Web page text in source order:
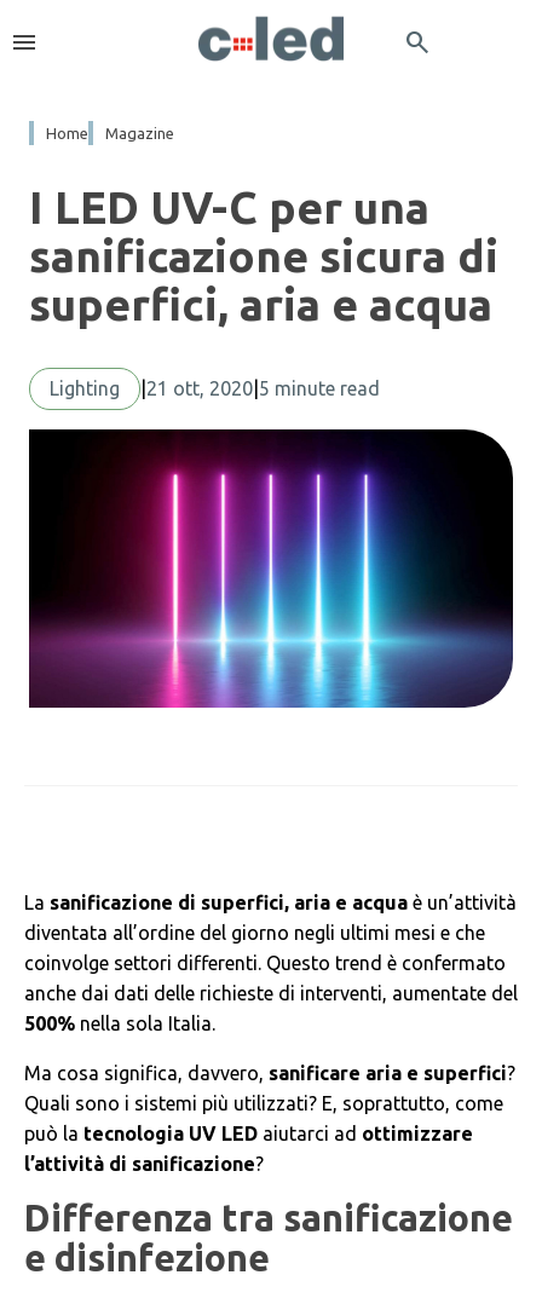
menu search
Home Magazine
I LED UV-C per una
sanificazione sicura di
superfici, aria e acqua
Lighting 21 ott, 2020 5 minute read
La sanificazione di superfici, aria e acqua è un’attività
diventata all’ordine del giorno negli ultimi mesi e che
coinvolge settori differenti. Questo trend è confermato
anche dai dati delle richieste di interventi, aumentate del
500% nella sola Italia.
Ma cosa significa, davvero, sanificare aria e superfici?
Quali sono i sistemi più utilizzati? E, soprattutto, come
può la tecnologia UV LED aiutarci ad ottimizzare
l’attività di sanificazione?
Differenza tra sanificazione
e disinfezione